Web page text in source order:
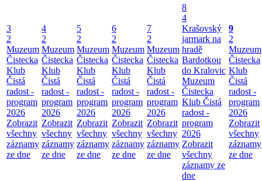
3
2
Muzeum
Čistecka
Klub
Čistá
radost -
program
2026
Zobrazit
všechny
záznamy
ze dne
4
2
Muzeum
Čistecka
Klub
Čistá
radost -
program
2026
Zobrazit
všechny
záznamy
ze dne
5
2
Muzeum
Čistecka
Klub
Čistá
radost -
program
2026
Zobrazit
všechny
záznamy
ze dne
6
2
Muzeum
Čistecka
Klub
Čistá
radost -
program
2026
Zobrazit
všechny
záznamy
ze dne
7
2
Muzeum
Čistecka
Klub
Čistá
radost -
program
2026
Zobrazit
všechny
záznamy
ze dne
8
4
Krašovský
jarmark na
hradě
Bardotkou
do Kralovic
Muzeum
Čistecka
Klub Čistá
radost -
program
2026
Zobrazit
všechny
záznamy ze
dne
9
2
Muzeum
Čistecka
Klub
Čistá
radost -
program
2026
Zobrazit
všechny
záznamy
ze dne